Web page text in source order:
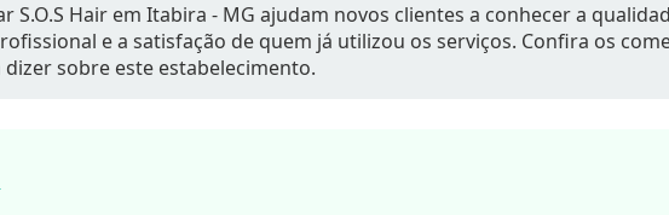
S.O.S Hair em Itabira - MG ajudam novos clientes a conhecer a
e a satisfação de quem já utilizou os serviços. Confira os
sobre este estabelecimento.